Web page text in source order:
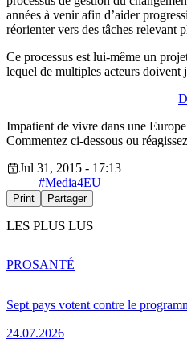
années à venir afin d’aider
réorienter vers des tâches relevant
Ce processus est lui-même un
lequel de multiples acteurs doivent
Impatient de vivre dans une
Commentez ci-dessous ou
Jul 31, 2015 - 17:13
#Media4EU
Print Partager
LES PLUS LUS
Sept pays votent contre le
24.07.2026
PROSANTÉ